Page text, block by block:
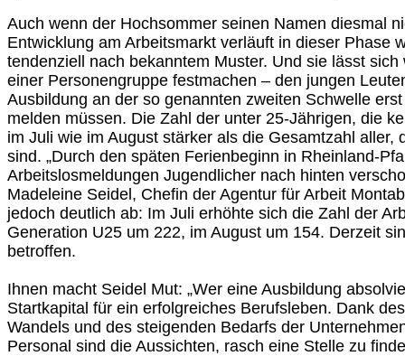
Auch wenn der Hochsommer seinen Namen diesmal
Entwicklung am Arbeitsmarkt verläuft in dieser Phase
tendenziell nach bekanntem Muster. Und sie lässt
einer Personengruppe festmachen – den jungen
Ausbildung an der so genannten zweiten Schwelle
melden müssen. Die Zahl der unter 25-Jährigen, die
im Juli wie im August stärker als die Gesamtzahl aller,
sind. „Durch den späten Ferienbeginn in Rheinland-
Arbeitslosmeldungen Jugendlicher nach hinten
Madeleine Seidel, Chefin der Agentur für Arbeit
jedoch deutlich ab: Im Juli erhöhte sich die Zahl der
Generation U25 um 222, im August um 154. Derzeit
betroffen.
Ihnen macht Seidel Mut: „Wer eine Ausbildung
Startkapital für ein erfolgreiches Berufsleben. Dank
Wandels und des steigenden Bedarfs der
Personal sind die Aussichten, rasch eine Stelle zu